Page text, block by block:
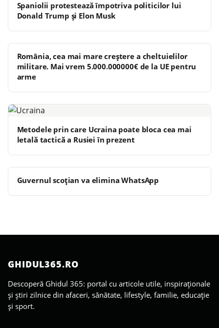
Spaniolii protestează împotriva politicilor lui
Donald Trump și Elon Musk
România, cea mai mare creștere a cheltuielilor
militare. Mai vrem 5.000.000000€ de la UE pentru
arme
Metodele prin care Ucraina poate bloca cea mai
letală tactică a Rusiei în prezent
Guvernul scoţian va elimina WhatsApp
GHIDUL365.RO
Descoperă Ghidul 365: portal cu articole utile, inspiraționale
și știri zilnice din afaceri, sănătate, lifestyle, familie, educație
și sport.